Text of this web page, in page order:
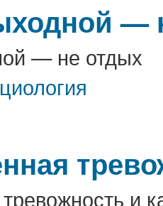
—
— не отдых
и